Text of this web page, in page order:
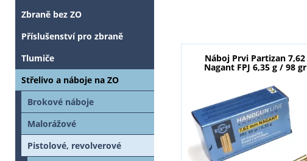
Náboj Prvi Partizan 7,62
Nagant FPJ 6,35 g / 98 gr
Zbraně bez ZO
Příslušenství pro zbraně
Tlumiče
Střelivo a náboje na ZO
Brokové náboje
Malorážové
Pistolové, revolverové